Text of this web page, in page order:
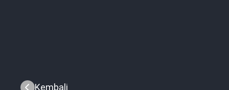
Kembali